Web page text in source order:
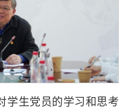
学生党员的学习和思考